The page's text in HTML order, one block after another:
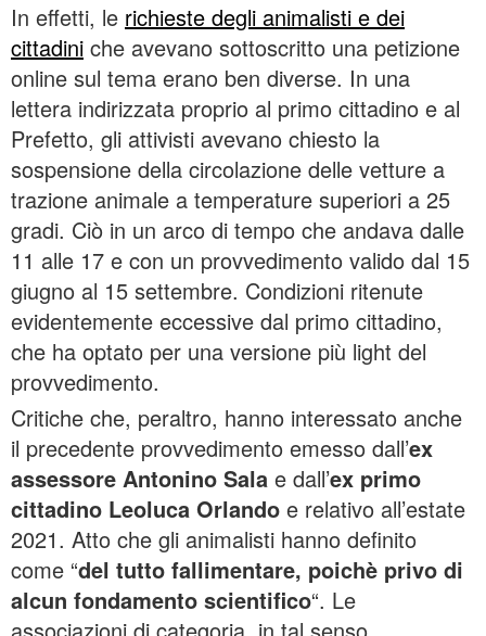
In effetti, le richieste degli animalisti e dei
cittadini che avevano sottoscritto una petizione
online sul tema erano ben diverse. In una
lettera indirizzata proprio al primo cittadino e al
Prefetto, gli attivisti avevano chiesto la
sospensione della circolazione delle vetture a
trazione animale a temperature superiori a 25
gradi. Ciò in un arco di tempo che andava dalle
11 alle 17 e con un provvedimento valido dal 15
giugno al 15 settembre. Condizioni ritenute
evidentemente eccessive dal primo cittadino,
che ha optato per una versione più light del
provvedimento.
Critiche che, peraltro, hanno interessato anche
il precedente provvedimento emesso dall’ex
assessore Antonino Sala e dall’ex primo
cittadino Leoluca Orlando e relativo all’estate
2021. Atto che gli animalisti hanno definito
come “del tutto fallimentare, poichè privo di
alcun fondamento scientifico“. Le